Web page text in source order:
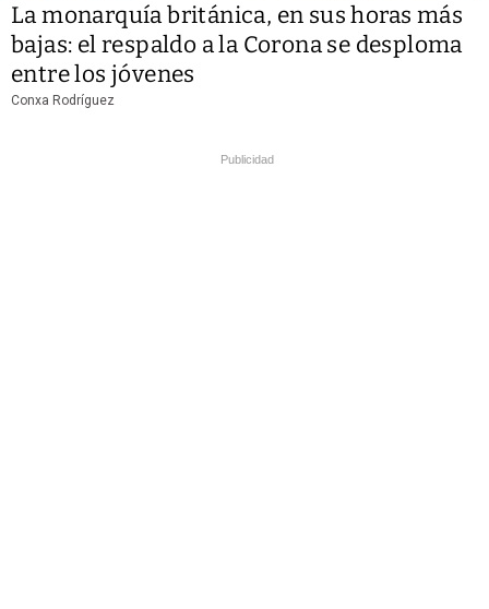
La monarquía británica, en sus horas más
bajas: el respaldo a la Corona se desploma
entre los jóvenes
Conxa Rodríguez
Publicidad